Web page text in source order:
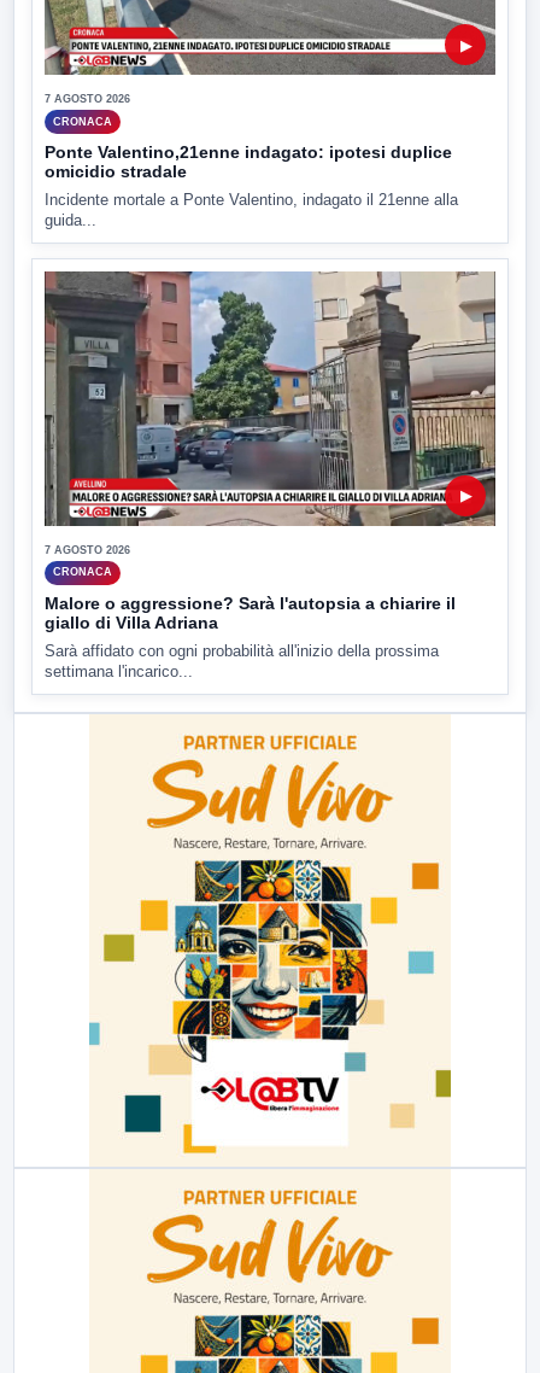
▶
7 AGOSTO 2026
CRONACA
Ponte Valentino,21enne indagato: ipotesi duplice
omicidio stradale
Incidente mortale a Ponte Valentino, indagato il 21enne alla
guida...
▶
7 AGOSTO 2026
CRONACA
Malore o aggressione? Sarà l'autopsia a chiarire il
giallo di Villa Adriana
Sarà affidato con ogni probabilità all'inizio della prossima
settimana l'incarico...